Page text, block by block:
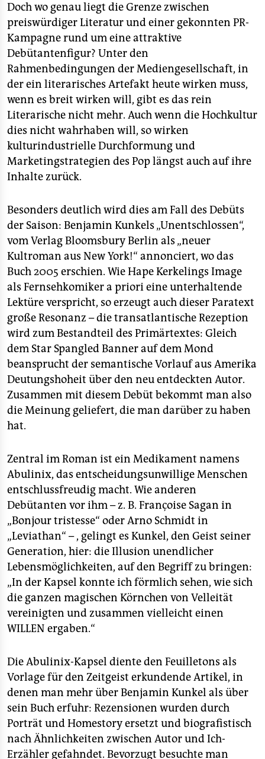
Doch wo genau liegt die Grenze zwischen
preiswürdiger Literatur und einer gekonnten PR-
Kampagne rund um eine attraktive
Debütantenfigur? Unter den
Rahmenbedingungen der Mediengesellschaft, in
der ein literarisches Artefakt heute wirken muss,
wenn es breit wirken will, gibt es das rein
Literarische nicht mehr. Auch wenn die Hochkultur
dies nicht wahrhaben will, so wirken
kulturindustrielle Durchformung und
Marketingstrategien des Pop längst auch auf ihre
Inhalte zurück.
Besonders deutlich wird dies am Fall des Debüts
der Saison: Benjamin Kunkels „Unentschlossen“,
vom Verlag Bloomsbury Berlin als „neuer
Kultroman aus New York!“ annonciert, wo das
Buch 2005 erschien. Wie Hape Kerkelings Image
als Fernsehkomiker a priori eine unterhaltende
Lektüre verspricht, so erzeugt auch dieser Paratext
große Resonanz – die transatlantische Rezeption
wird zum Bestandteil des Primärtextes: Gleich
dem Star Spangled Banner auf dem Mond
beansprucht der semantische Vorlauf aus Amerika
Deutungshoheit über den neu entdeckten Autor.
Zusammen mit diesem Debüt bekommt man also
die Meinung geliefert, die man darüber zu haben
hat.
Zentral im Roman ist ein Medikament namens
Abulinix, das entscheidungsunwillige Menschen
entschlussfreudig macht. Wie anderen
Debütanten vor ihm – z. B. Françoise Sagan in
„Bonjour tristesse“ oder Arno Schmidt in
„Leviathan“ – , gelingt es Kunkel, den Geist seiner
Generation, hier: die Illusion unendlicher
Lebensmöglichkeiten, auf den Begriff zu bringen:
„In der Kapsel konnte ich förmlich sehen, wie sich
die ganzen magischen Körnchen von Velleität
vereinigten und zusammen vielleicht einen
WILLEN ergaben.“
Die Abulinix-Kapsel diente den Feuilletons als
Vorlage für den Zeitgeist erkundende Artikel, in
denen man mehr über Benjamin Kunkel als über
sein Buch erfuhr: Rezensionen wurden durch
Porträt und Homestory ersetzt und biografistisch
nach Ähnlichkeiten zwischen Autor und Ich-
Erzähler gefahndet. Bevorzugt besuchte man